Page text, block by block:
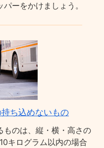
ーをかけましょう。
ち込めないもの
ものは、縦・横・高さの
キログラム以内の場合